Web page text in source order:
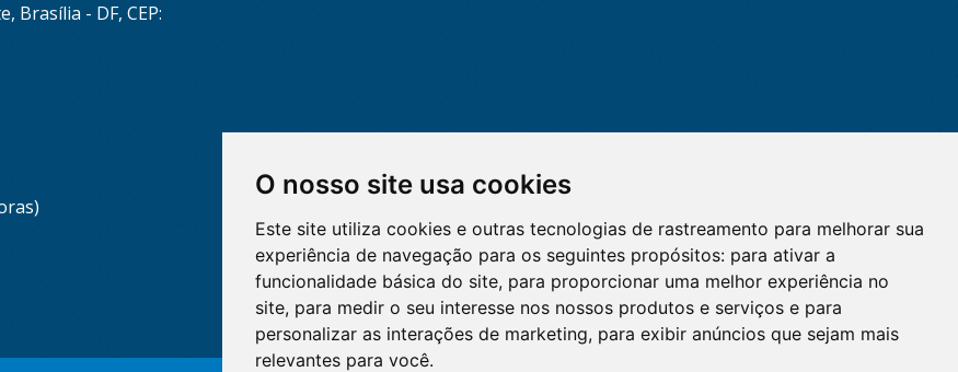
O nosso site usa cookies
Este site utiliza cookies e outras tecnologias de rastreamento para melhorar sua
experiência de navegação para os seguintes propósitos: para ativar a
funcionalidade básica do site, para proporcionar uma melhor experiência no
site, para medir o seu interesse nos nossos produtos e serviços e para
personalizar as interações de marketing, para exibir anúncios que sejam mais
relevantes para você.
Brasília - DF, CEP:
O WhatsApp é o principal canal
de atendimento do Coren-DF.